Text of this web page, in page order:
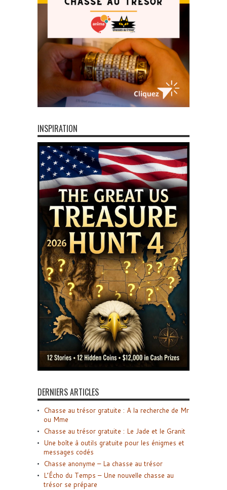
INSPIRATION
DERNIERS ARTICLES
Chasse au trésor gratuite : A la recherche de Mr
ou Mme
Chasse au trésor gratuite : Le Jade et le Granit
Une boîte à outils gratuite pour les énigmes et
messages codés
Chasse anonyme – La chasse au trésor
L’Écho du Temps – Une nouvelle chasse au
trésor se prépare